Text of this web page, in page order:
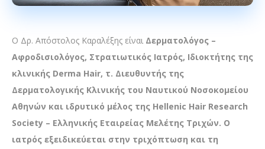
Ο Δρ. Απόστολος Καραλέξης είναι Δερματολόγος –
Αφροδισιολόγος, Στρατιωτικός Ιατρός, Ιδιοκτήτης της
κλινικής Derma Hair, τ. Διευθυντής της
Δερματολογικής Κλινικής του Ναυτικού Νοσοκομείου
Αθηνών και ιδρυτικό μέλος της Hellenic Hair Research
Society – Ελληνικής Εταιρείας Μελέτης Τριχών. Ο
ιατρός εξειδικεύεται στην τριχόπτωση και τη